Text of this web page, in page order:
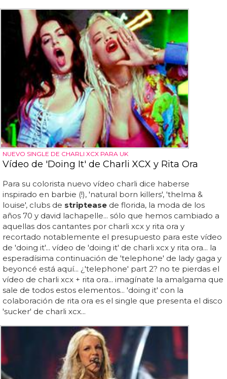
NUEVO SINGLE DE CHARLI XCX PARA UK
Vídeo de 'Doing It' de Charli XCX y Rita Ora
Para su colorista nuevo vídeo charli dice haberse
inspirado en barbie (!), 'natural born killers', 'thelma &
louise', clubs de striptease de florida, la moda de los
años 70 y david lachapelle... sólo que hemos cambiado a
aquellas dos cantantes por charli xcx y rita ora y
recortado notablemente el presupuesto para este vídeo
de 'doing it'... vídeo de 'doing it' de charli xcx y rita ora... la
esperadísima continuación de 'telephone' de lady gaga y
beyoncé está aquí... ¿'telephone' part 2? no te pierdas el
vídeo de charli xcx + rita ora... imagínate la amalgama que
sale de todos estos elementos... 'doing it' con la
colaboración de rita ora es el single que presenta el disco
'sucker' de charli xcx...